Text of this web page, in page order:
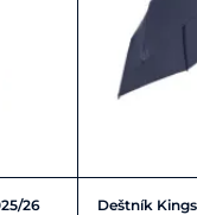
26 Deštník